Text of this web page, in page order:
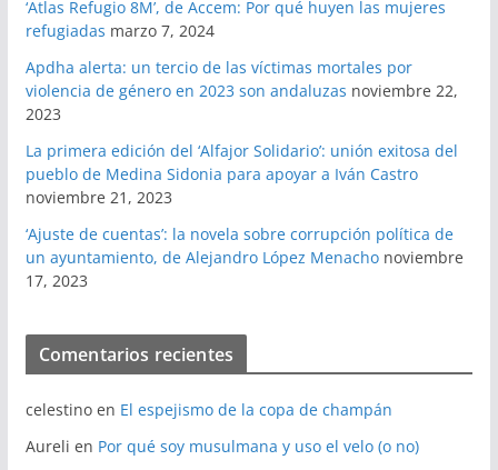
‘Atlas Refugio 8M’, de Accem: Por qué huyen las mujeres
refugiadas marzo 7, 2024
Apdha alerta: un tercio de las víctimas mortales por
violencia de género en 2023 son andaluzas noviembre 22,
2023
La primera edición del ‘Alfajor Solidario’: unión exitosa del
pueblo de Medina Sidonia para apoyar a Iván Castro
noviembre 21, 2023
‘Ajuste de cuentas’: la novela sobre corrupción política de
un ayuntamiento, de Alejandro López Menacho noviembre
17, 2023
Comentarios recientes
celestinoen El espejismo de la copa de champán
Aureli en Por qué soy musulmana y uso el velo (o no)